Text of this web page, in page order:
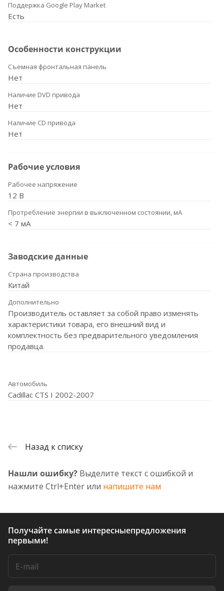
Поддержка Google Play Market
Есть
Особенности конструкции
Съемная фронтальная панель
Нет
Наличие DVD привода
Нет
Наличие CD привода
Нет
Рабочие условия
Рабочее напряжение
12 В
Протребление энергии в выключенном состоянии, мА
< 7 мА
Заводские данные
Страна производства
Китай
Дополнительно
Производитель оставляет за собой право изменять
характеристики товара, его внешний вид и
комплектность без предварительного уведомления
продавца.
Автомобиль
Cadillac CTS I 2002-2007
Назад к списку
Нашли ошибку? Выделите текст с ошибкой и
нажмите Ctrl+Enter или напишите нам
Получайте самые интересныепредложения
первыми!